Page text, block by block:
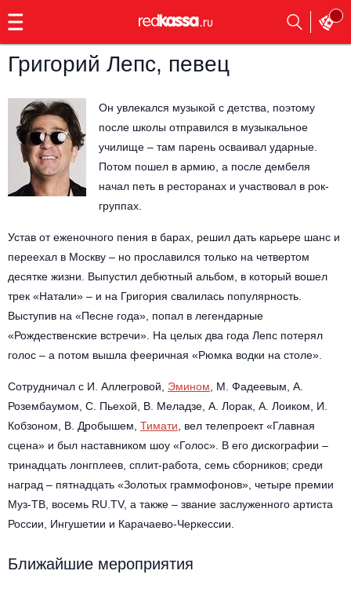
Главная
Выбрать мероприятие
Контакты
Выбрать другой город
23:00
Заказать
звонок
Все события
Инди
Электронная музыка
Rap, hip-hop, RnB
Панк
Концерты на теплоходе
Поп и эстрада
Альтернатива
Классическая музыка
Open-air на ВДНХ
Джаз и блюз
Все события
Все события
Поэтический вечер
Комедия
Творческий вечер
Мюзикл, оперетта
Балет
Драма
Все события
Другое для детей
Детский концерт
Детский спектакль
Детское шоу
Детский мюзикл
Все события
Григорий Лепс, певец
Он увлекался музыкой с детства, поэтому
после школы отправился в музыкальное
училище – там парень осваивал ударные.
Потом пошел в армию, а после дембеля
начал петь в ресторанах и участвовал в рок-
группах.
Устав от еженочного пения в барах, решил дать карьере шанс и
переехал в Москву – но прославился только на четвертом
десятке жизни. Выпустил дебютный альбом, в который вошел
трек «Натали» – и на Григория свалилась популярность.
Выступив на «Песне года», попал в легендарные
«Рождественские встречи». На целых два года Лепс потерял
голос – а потом вышла фееричная «Рюмка водки на столе».
Сотрудничал с И. Аллегровой, Эмином , М. Фадеевым, А.
Розембаумом, С. Пьехой, В. Меладзе, А. Лорак, А. Лоиком, И.
Кобзоном, В. Дробышем, Тимати , вел телепроект «Главная
сцена» и был наставником шоу «Голос». В его дискографии –
тринадцать лонгплеев, сплит-работа, семь сборников; среди
наград – пятнадцать «Золотых граммофонов», четыре премии
Муз-ТВ, восемь RU.TV, а также – звание заслуженного артиста
России, Ингушетии и Карачаево-Черкессии.
Ближайшие мероприятия